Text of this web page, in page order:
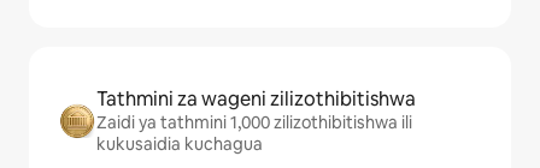
Tathmini za wageni zilizothibitishwa
Zaidi ya tathmini 1,000 zilizothibitishwa ili
kukusaidia kuchagua